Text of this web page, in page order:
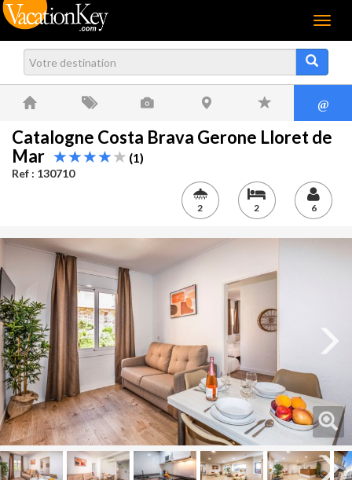
Menu
@
Catalogne Costa Brava Gerone Lloret de
Mar
(1)
Ref : 130710
2 2 6